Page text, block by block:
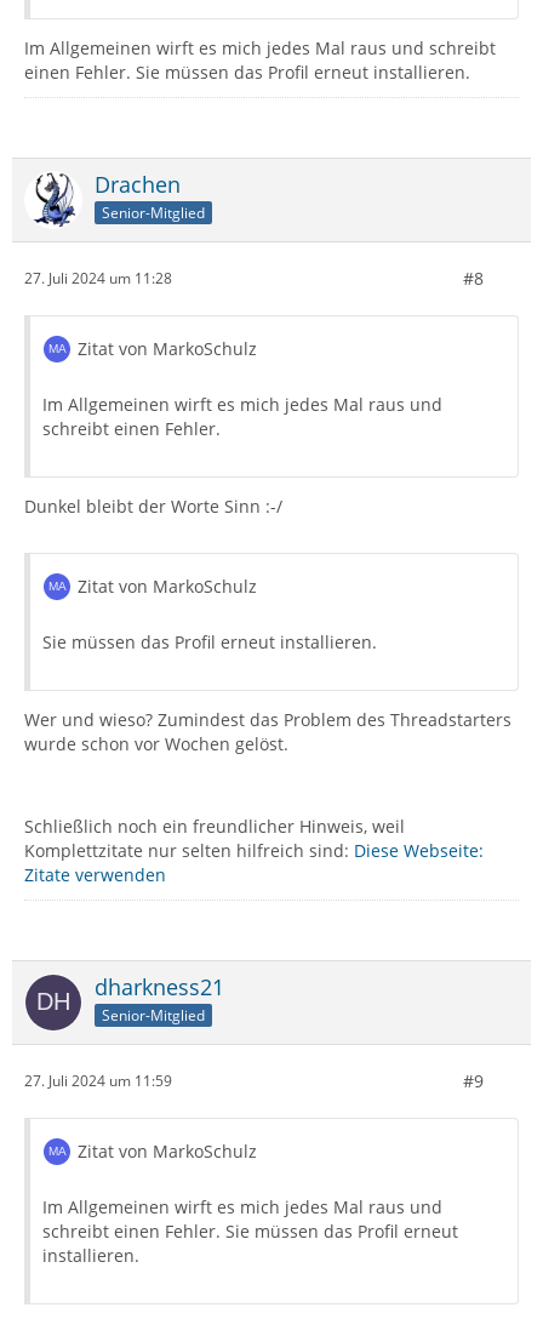
Im Allgemeinen wirft es mich jedes Mal raus und schreibt
einen Fehler. Sie müssen das Profil erneut installieren.
Drachen
Senior-Mitglied
27. Juli 2024 um 11:28 #8
Zitat von MarkoSchulz
Im Allgemeinen wirft es mich jedes Mal raus und
schreibt einen Fehler.
Dunkel bleibt der Worte Sinn :-/
Zitat von MarkoSchulz
Sie müssen das Profil erneut installieren.
Wer und wieso? Zumindest das Problem des Threadstarters
wurde schon vor Wochen gelöst.
Schließlich noch ein freundlicher Hinweis, weil
Komplettzitate nur selten hilfreich sind: Diese Webseite:
Zitate verwenden
dharkness21
Senior-Mitglied
27. Juli 2024 um 11:59 #9
Zitat von MarkoSchulz
Im Allgemeinen wirft es mich jedes Mal raus und
schreibt einen Fehler. Sie müssen das Profil erneut
installieren.